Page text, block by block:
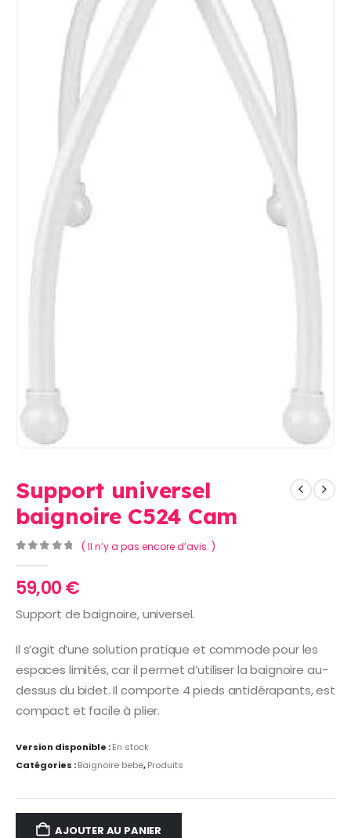
Support universel
baignoire C524 Cam
( Il n’y a pas encore d’avis. )
59,00€
Support de baignoire, universel.
Il s’agit d’une solution pratique et commode pour les
espaces limités, car il permet d’utiliser la baignoire au-
dessus du bidet. Il comporte 4 pieds antidérapants, est
compact et facile à plier.
Version disponible :En stock
Catégories :Baignoire bebe,Produits
AJOUTER AU PANIER